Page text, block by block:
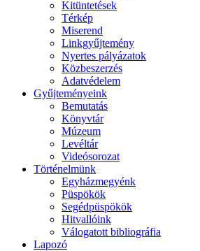
Kitüntetések
Térkép
Miserend
Linkgyűjtemény
Nyertes pályázatok
Közbeszerzés
Adatvédelem
Gyűjteményeink
Bemutatás
Könyvtár
Múzeum
Levéltár
Videósorozat
Történelmünk
Egyházmegyénk
Püspökök
Segédpüspökök
Hitvallóink
Válogatott bibliográfia
Lapozó